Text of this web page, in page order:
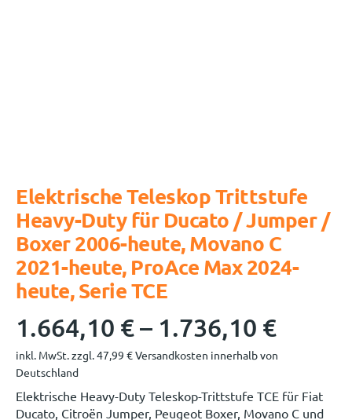
Elektrische Teleskop Trittstufe
Heavy-Duty für Ducato / Jumper /
Boxer 2006-heute, Movano C
2021-heute, ProAce Max 2024-
heute, Serie TCE
1.664,10 €– 1.736,10 €
inkl. MwSt.zzgl.47,99 €Versandkosten innerhalb von
Deutschland
Elektrische Heavy-Duty Teleskop-Trittstufe TCE für Fiat
Ducato, Citroën Jumper, Peugeot Boxer, Movano C und